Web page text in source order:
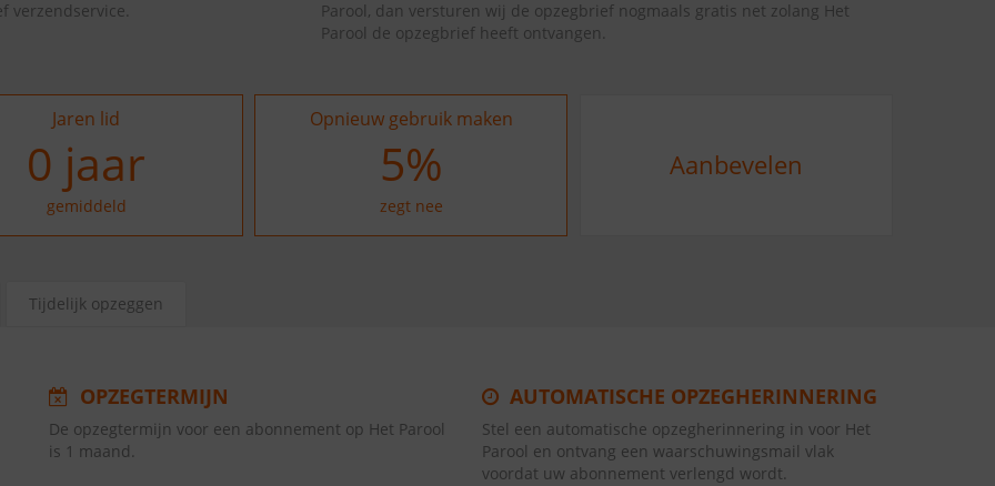
verzendservice.
Parool, dan versturen wij de opzegbrief nogmaals gratis net zolang Het
Parool de opzegbrief heeft ontvangen.
Jaren lid
0 jaar
gemiddeld
Opnieuw gebruik maken
10%
zegt nee
Aanbevelen
Tijdelijk opzeggen
OPZEGTERMIJN
De opzegtermijn voor een abonnement op Het Parool
is 1 maand.
AUTOMATISCHE OPZEGHERINNERING
Stel een automatische opzegherinnering in voor Het
Parool en ontvang een waarschuwingsmail vlak
voordat uw abonnement verlengd wordt.